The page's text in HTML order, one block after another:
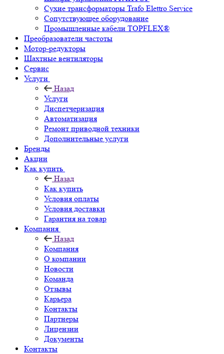
Сухие трансформаторы Trafo Elettro Service
Сопутствующее оборудование
Промышленные кабели TOPFLEX®
Преобразователи частоты
Мотор-редукторы
Шахтные вентиляторы
Сервис
Услуги
Назад
Услуги
Диспетчеризация
Автоматизация
Ремонт приводной техники
Дополнительные услуги
Бренды
Акции
Как купить
Назад
Как купить
Условия оплаты
Условия доставки
Гарантия на товар
Компания
Назад
Компания
О компании
Новости
Команда
Отзывы
Карьера
Контакты
Партнеры
Лицензии
Документы
Контакты